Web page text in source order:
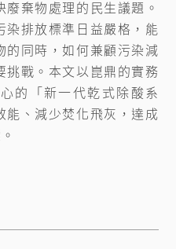
棄物處理的民生議題。
染排放標準日益嚴格，能
的同時，如何兼顧污染減
挑戰。本文以崑鼎的實務
的「新一代乾式除酸系
能、減少焚化飛灰，達成